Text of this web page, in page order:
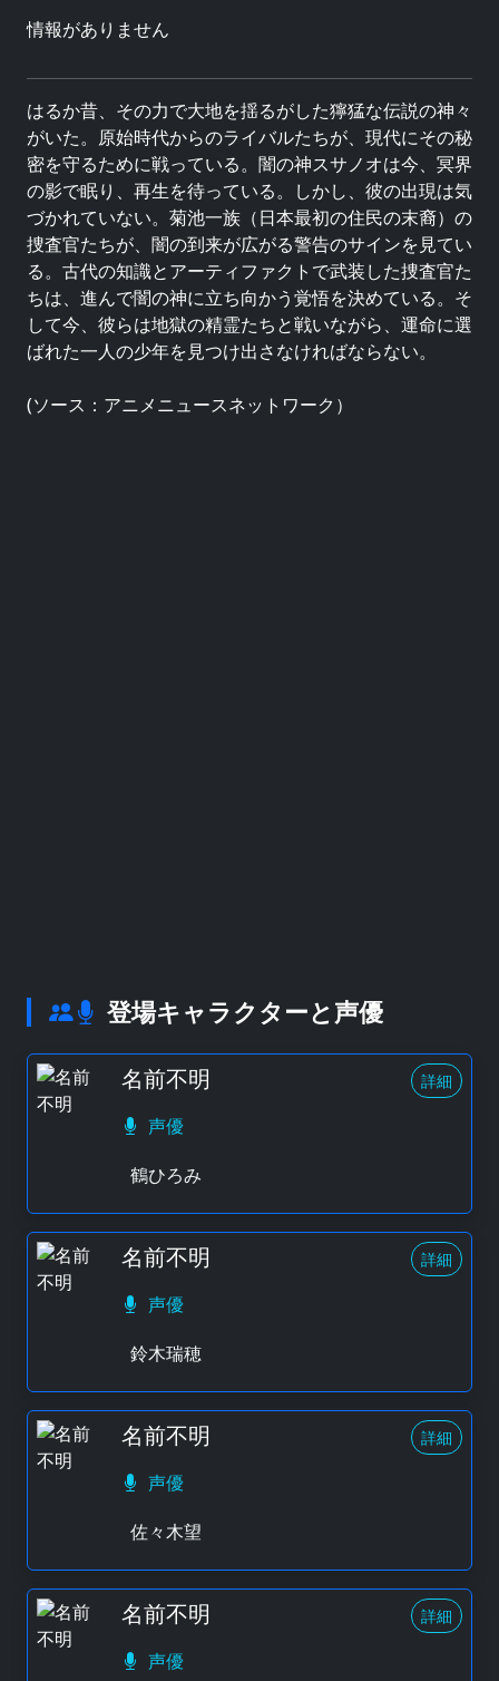
情報がありません
はるか昔、その力で大地を揺るがした獰猛な伝説の神々
がいた。原始時代からのライバルたちが、現代にその秘
密を守るために戦っている。闇の神スサノオは今、冥界
の影で眠り、再生を待っている。しかし、彼の出現は気
づかれていない。菊池一族（日本最初の住民の末裔）の
捜査官たちが、闇の到来が広がる警告のサインを見てい
る。古代の知識とアーティファクトで武装した捜査官た
ちは、進んで闇の神に立ち向かう覚悟を決めている。そ
して今、彼らは地獄の精霊たちと戦いながら、運命に選
ばれた一人の少年を見つけ出さなければならない。
(ソース：アニメニュースネットワーク）
登場キャラクターと声優
名前不明 詳細
声優
鶴ひろみ
名前不明 詳細
声優
鈴木瑞穂
名前不明 詳細
声優
佐々木望
名前不明 詳細
声優